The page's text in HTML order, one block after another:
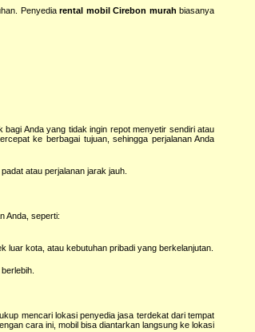
Penyediarental mobil Cirebon murah biasanya
bagi Anda yang tidak ingin repot menyetir sendiri atau
ke berbagai tujuan, sehingga perjalanan Anda
atau perjalanan jarak jauh.
Anda, seperti:
luar kota, atau kebutuhan pribadi yang berkelanjutan.
mencari lokasi penyedia jasa terdekat dari tempat
cara ini, mobil bisa diantarkan langsung ke lokasi